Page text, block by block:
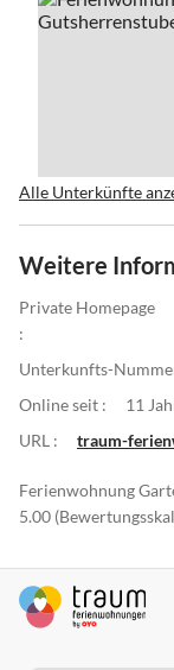
Alle Unterkünfte
Weitere
Private Homepage
:
Unterkunfts-
Online seit :
11
URL :
traum-
Ferienwohnung
5.00